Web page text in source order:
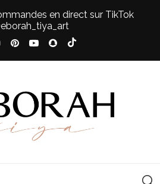
en direct sur TikTok